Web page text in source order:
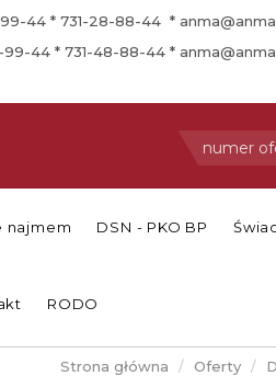
99-44 * 731-28-88-44 *
99-44 * 731-48-88-44 *
najmem DSN - PKO BP
RODO
Strona główna Oferty